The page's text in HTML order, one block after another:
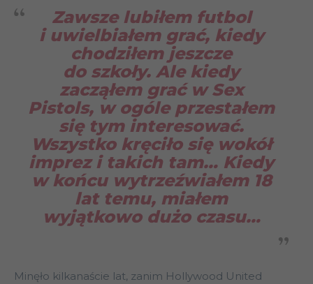
Zawsze lubiłem futbol
i uwielbiałem grać, kiedy
chodziłem jeszcze
do szkoły. Ale kiedy
zacząłem grać w Sex
Pistols, w ogóle przestałem
się tym interesować.
Wszystko kręciło się wokół
imprez i takich tam… Kiedy
w końcu wytrzeźwiałem 18
lat temu, miałem
wyjątkowo dużo czasu…
Minęło kilkanaście lat, zanim Hollywood United